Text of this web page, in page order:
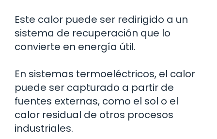
Este calor puede ser redirigido a un
sistema de recuperación que lo
convierte en energía útil.
En sistemas termoeléctricos, el calor
puede ser capturado a partir de
fuentes externas, como el sol o el
calor residual de otros procesos
industriales.